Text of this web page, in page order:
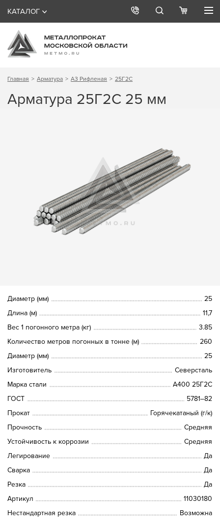
КАТАЛОГ
Главная Арматура А3 Рифленая 25Г2С
Арматура 25Г2С 25 мм
Диаметр (мм)
25
Длина (м)
11,7
Вес 1 погонного метра (кг)
3.85
Количество метров погонных в тонне (м)
260
Диаметр (мм)
25
Изготовитель
Северсталь
Марка стали
A400 25Г2С
ГОСТ
5781‒82
Прокат
Горячекатаный (г/к)
Прочность
Средняя
Устойчивость к коррозии
Средняя
Легирование
Да
Сварка
Да
Резка
Да
Артикул
11030180
Нестандартная резка
Возможна